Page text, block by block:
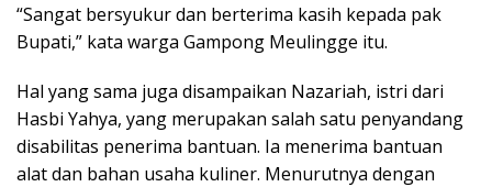
“Sangat bersyukur dan berterima kasih kepada pak
Bupati,” kata warga Gampong Meulingge itu.
Hal yang sama juga disampaikan Nazariah, istri dari
Hasbi Yahya, yang merupakan salah satu penyandang
disabilitas penerima bantuan. Ia menerima bantuan
alat dan bahan usaha kuliner. Menurutnya dengan